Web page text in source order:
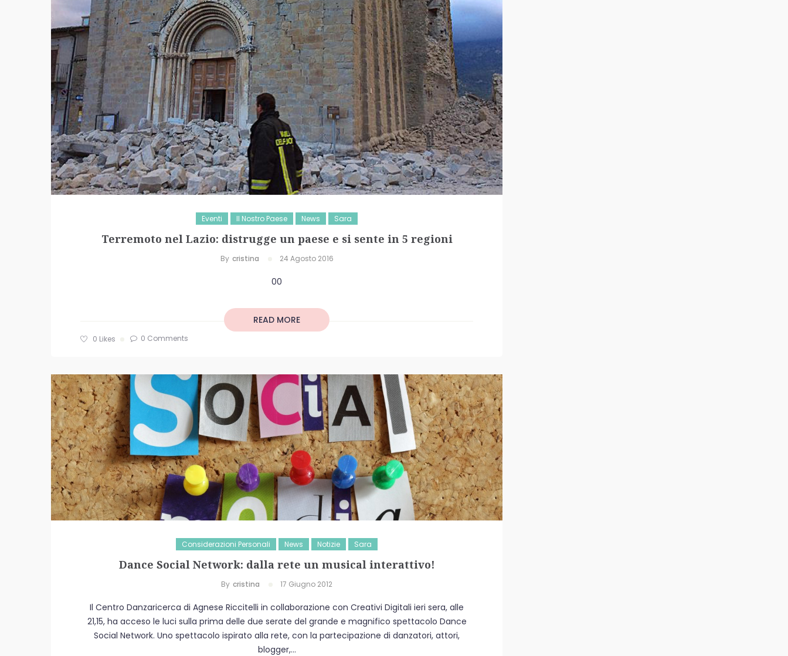
Eventi Il Nostro Paese News Sara
Terremoto nel Lazio: distrugge un paese e si sente in 5 regioni
By Cristina 24 Agosto 2016
00
READ MORE
0 Likes 0 Comments
Considerazioni Personali News Notizie Sara
Dance Social Network: dalla rete un musical interattivo!
By Cristina 17 Giugno 2012
Il Centro Danzaricerca di Agnese Riccitelli in collaborazione con Creativi Digitali ieri sera, alle
21,15, ha acceso le luci sulla prima delle due serate del grande e magnifico spettacolo Dance
Social Network. Uno spettacolo ispirato alla rete, con la partecipazione di danzatori, attori,
blogger,...